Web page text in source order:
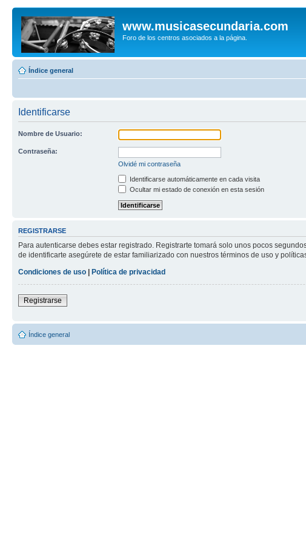
www.musicasecundaria.com
Foro de los centros asociados a la página.
Índice general
Identificarse
Nombre de Usuario:
Contraseña:
Olvidé mi contraseña
Identificarse automáticamente en cada visita
Ocultar mi estado de conexión en esta sesión
REGISTRARSE
Para autenticarse debes estar registrado. Registrarte tomará solo unos pocos
de identificarte asegúrete de estar familiarizado con nuestros términos de uso y
Condiciones de uso | Política de privacidad
Registrarse
Índice general